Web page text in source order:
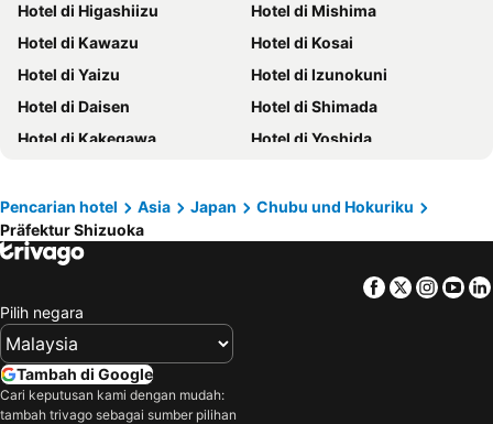
Hotel di Johor
Hotel di Al Madinah Region
Hotel di Higashiizu
Hotel di Mishima
Hotel di Kawazu
Hotel di Kosai
Hotel di Yaizu
Hotel di Izunokuni
Hotel di Daisen
Hotel di Shimada
Hotel di Kakegawa
Hotel di Yoshida
Hotel di Nagaizumi
Pencarian hotel Asia Japan
Chubu und Hokuriku
Präfektur Shizuoka
Facebook
Twitter
Pilih negara
Tambah di Google
Cari keputusan kami dengan mudah:
tambah trivago sebagai sumber pilihan